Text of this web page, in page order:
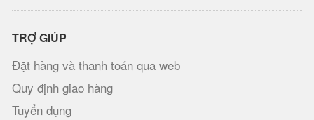
TRỢ GIÚP
Đặt hàng và thanh toán qua web
Quy định giao hàng
Tuyển dụng